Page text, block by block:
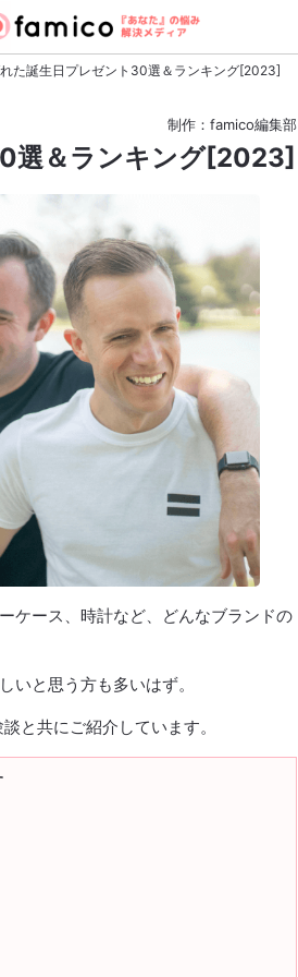
た誕生日プレゼント30選＆ランキング[2023]
制作：famico編集部
選＆ランキング[2023]
ケース、時計など、どんなブランドの
いと思う方も多いはず。
と共にご紹介しています。